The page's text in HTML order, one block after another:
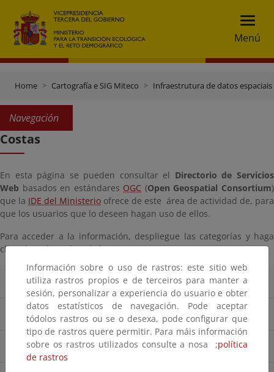
Menú
Home Cartografía e SIG Miteco Infraestrutura de datos espaciais
Navegación
Costas
En esta página se pueden consultar el Directorio de Servicios
Web basados en estándares OGC (Open Geospatial Consortium)
que la IDE del Ministerio ofrece de este área de actividad de, para
que los usuarios que lo deseen hagan uso de ellos.
Para acceder a la información, despliegue las categorías y haga
clic sobre el nombre de la misma.
Servicios Web Mapas (WMS)
Servicios Web de Tesela de Mapas (WMTS)
XYZ de Teselas vectoriales
Información sobre o uso de rastros: este sitio web
utiliza rastros propios e de terceiros para manter a
sesión, personalizar a experiencia do usuario e obter
datos estatísticos de navegación. Pode aceptar
tódolos rastros ou se o desexa, pode configurar que
tipo de rastros quere permitir. Para máis información
sobre os rastros utilizados consulte a nosa ;política
de rastros